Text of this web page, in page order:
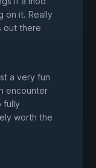
on it. Really
out there
a very fun
encounter
fully
worth the